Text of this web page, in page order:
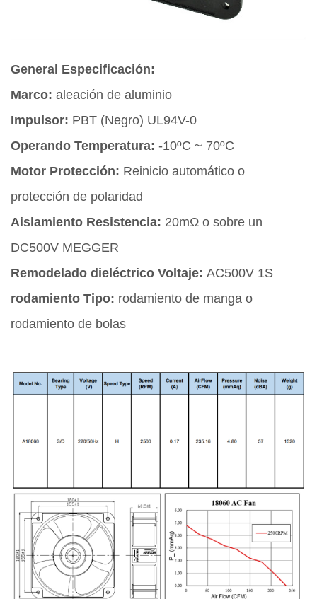
General Especificación:
Marco: aleación de aluminio
Impulsor: PBT (Negro) UL94V-0
Operando Temperatura: -10ºC ~ 70ºC
Motor Protección: Reinicio automático o
protección de polaridad
Aislamiento Resistencia: 20mΩ o sobre un
DC500V MEGGER
Remodelado dieléctrico Voltaje: AC500V 1S
rodamiento Tipo: rodamiento de manga o
rodamiento de bolas